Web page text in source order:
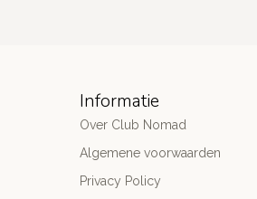
Informatie
Over Club Nomad
Algemene voorwaarden
Privacy Policy